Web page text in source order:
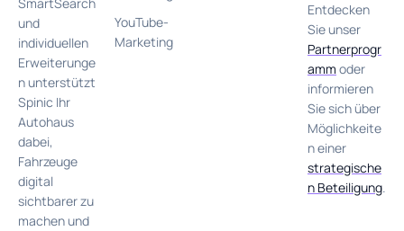
und
individuellen
Erweiterunge
n unterstützt
Spinic Ihr
Autohaus
dabei,
Fahrzeuge
digital
sichtbarer zu
machen und
YouTube-
Marketing
Entdecken
Sie unser
Partnerprogr
amm oder
informieren
Sie sich über
Möglichkeite
n einer
strategische
n Beteiligung.